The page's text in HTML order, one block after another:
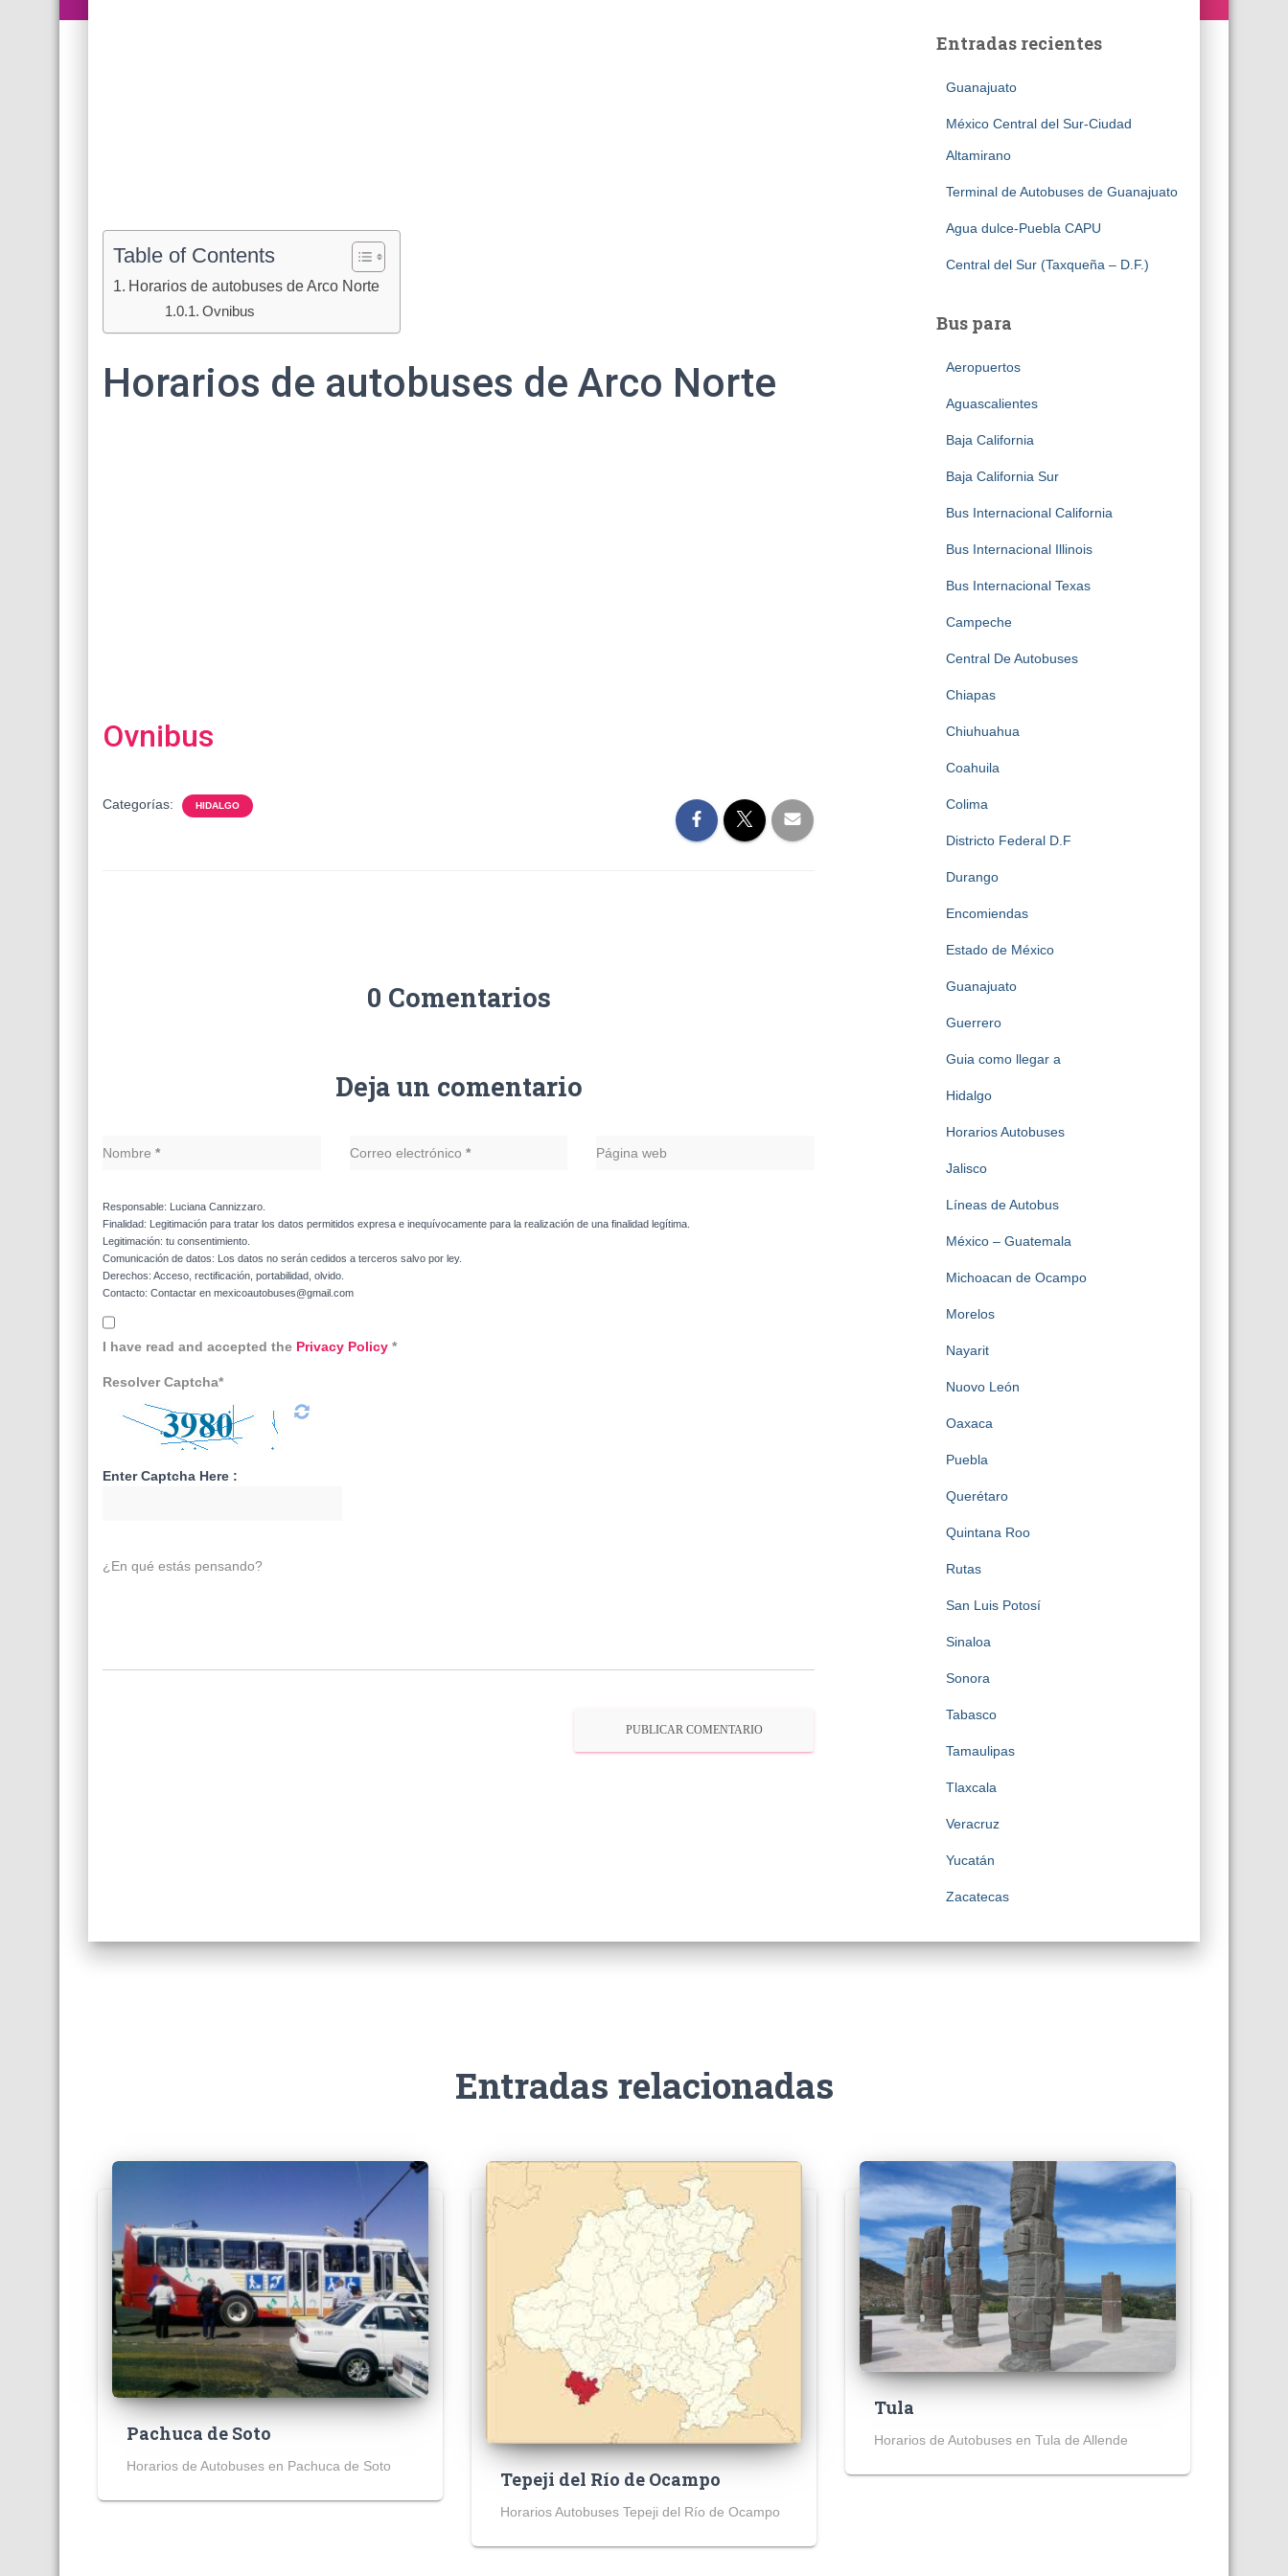
Table of Contents
Horarios de autobuses de Arco Norte
Ovnibus
Horarios de autobuses de Arco Norte
Ovnibus
Categorías: HIDALGO
0 Comentarios
Deja un comentario
Nombre * Correo electrónico * Página web
Responsable: Luciana Cannizzaro.
Finalidad: Legitimación para tratar los datos permitidos expresa e inequívocamente para la realización de una finalidad legítima.
Legitimación: tu consentimiento.
Comunicación de datos: Los datos no serán cedidos a terceros salvo por ley.
Derechos: Acceso, rectificación, portabilidad, olvido.
Contacto: Contactar en mexicoautobuses@gmail.com
I have read and accepted the Privacy Policy *
Resolver Captcha*
Enter Captcha Here :
¿En qué estás pensando?
Entradas recientes
Guanajuato
México Central del Sur-Ciudad
Altamirano
Terminal de Autobuses de Guanajuato
Agua dulce-Puebla CAPU
Central del Sur (Taxqueña – D.F.)
Bus para
Aeropuertos
Aguascalientes
Baja California
Baja California Sur
Bus Internacional California
Bus Internacional Illinois
Bus Internacional Texas
Campeche
Central De Autobuses
Chiapas
Chiuhuahua
Coahuila
Colima
Districto Federal D.F
Durango
Encomiendas
Estado de México
Guanajuato
Guerrero
Guia como llegar a
Hidalgo
Horarios Autobuses
Jalisco
Líneas de Autobus
México – Guatemala
Michoacan de Ocampo
Morelos
Nayarit
Nuovo León
Oaxaca
Puebla
Querétaro
Quintana Roo
Rutas
San Luis Potosí
Sinaloa
Sonora
Tabasco
Tamaulipas
Tlaxcala
Veracruz
Yucatán
Zacatecas
Entradas relacionadas
Pachuca de Soto
Horarios de Autobuses en Pachuca de Soto
Tepeji del Río de Ocampo
Horarios Autobuses Tepeji del Río de Ocampo
Tula
Horarios de Autobuses en Tula de Allende